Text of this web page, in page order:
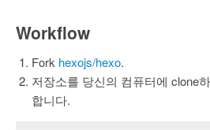
Workflow
Fork hexojs/hexo.
저장소를 당신의 컴퓨터에 clone
합니다.